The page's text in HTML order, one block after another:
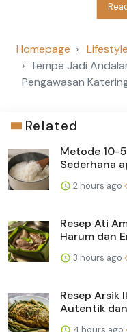
Homepage
Lifestyle
Tempe Jadi
Pengawasan
Related
Metode 10-
Sederhana
2 hours ago
Resep Ati
Harum dan
3 hours ago
Resep Arsik
Autentik
4 hours ago